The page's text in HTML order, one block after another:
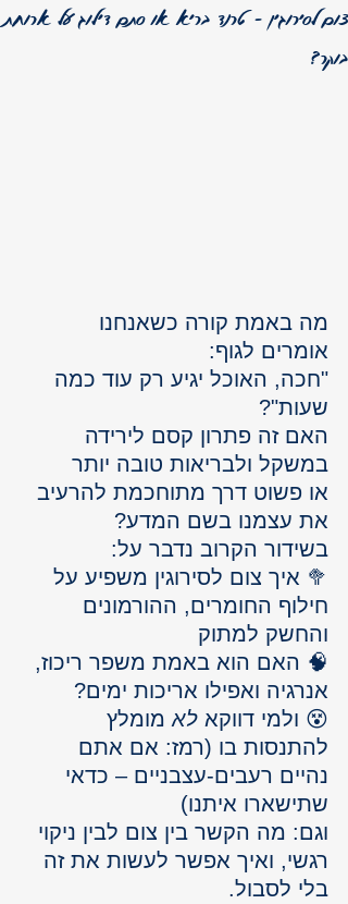
צום לסירוגין – טרנד בריא או סתם דילוג על ארוחת
בוקר?
מה באמת קורה כשאנחנו
אומרים לגוף:
"חכה, האוכל יגיע רק עוד כמה
שעות"?
האם זה פתרון קסם לירידה
במשקל ולבריאות טובה יותר
או פשוט דרך מתוחכמת להרעיב
את עצמנו בשם המדע?
בשידור הקרוב נדבר על:
🥦 איך צום לסירוגין משפיע על
חילוף החומרים, ההורמונים
והחשק למתוק
🧠 האם הוא באמת משפר ריכוז,
אנרגיה ואפילו אריכות ימים?
😵 ולמי דווקא לא מומלץ
להתנסות בו (רמז: אם אתם
נהיים רעבים-עצבניים – כדאי
שתישארו איתנו)
וגם: מה הקשר בין צום לבין ניקוי
רגשי, ואיך אפשר לעשות את זה
בלי לסבול.